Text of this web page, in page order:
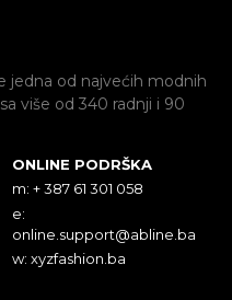
jedna od najvećih modnih
više od 340 radnji i 90
ONLINE PODRŠKA
m: + 387 61 301 058
e:
online.support@abline.ba
w: xyzfashion.ba